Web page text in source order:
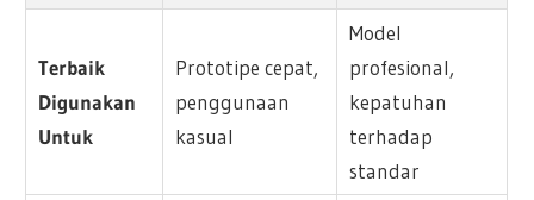
Terbaik
Digunakan
Untuk
Prototipe cepat,
penggunaan
kasual
Model
profesional,
kepatuhan
terhadap
standar